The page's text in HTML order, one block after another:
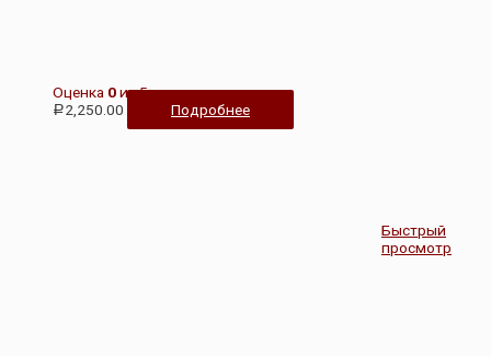
Оценка 0из 5
Р 2,250.00 Подробнее
Быстрый
просмотр